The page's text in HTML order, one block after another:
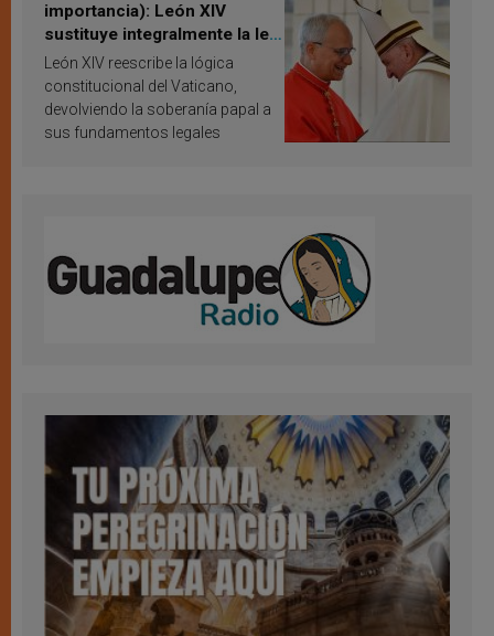
importancia): León XIV
sustituye integralmente la ley
vaticana de Papa Francisco
León XIV reescribe la lógica
constitucional del Vaticano,
devolviendo la soberanía papal a
sus fundamentos legales